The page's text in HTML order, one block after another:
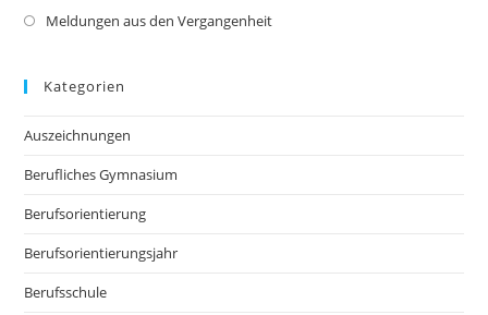
Meldungen aus den Vergangenheit
Kategorien
Auszeichnungen
Berufliches Gymnasium
Berufsorientierung
Berufsorientierungsjahr
Berufsschule